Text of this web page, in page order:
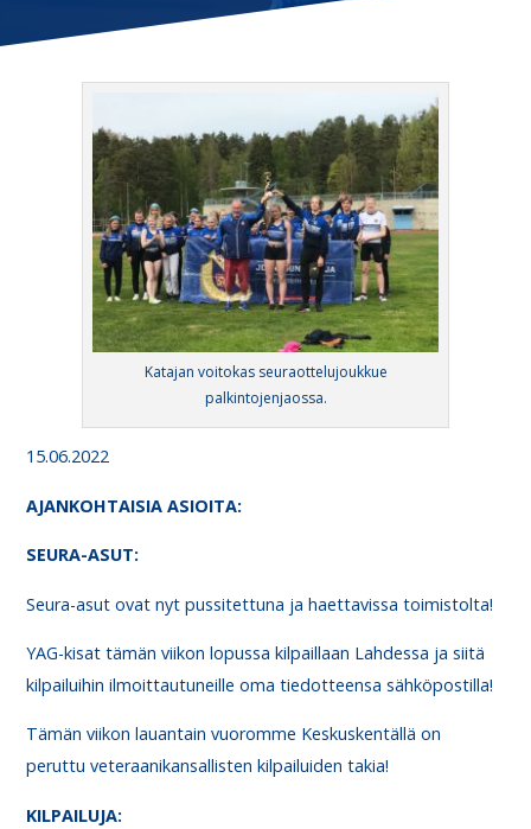
Katajan voitokas seuraottelujoukkue
palkintojenjaossa.
15.06.2022
AJANKOHTAISIA ASIOITA:
SEURA-ASUT:
Seura-asut ovat nyt pussitettuna ja haettavissa toimistolta!
YAG-kisat tämän viikon lopussa kilpaillaan Lahdessa ja siitä
kilpailuihin ilmoittautuneille oma tiedotteensa sähköpostilla!
Tämän viikon lauantain vuoromme Keskuskentällä on
peruttu veteraanikansallisten kilpailuiden takia!
KILPAILUJA: